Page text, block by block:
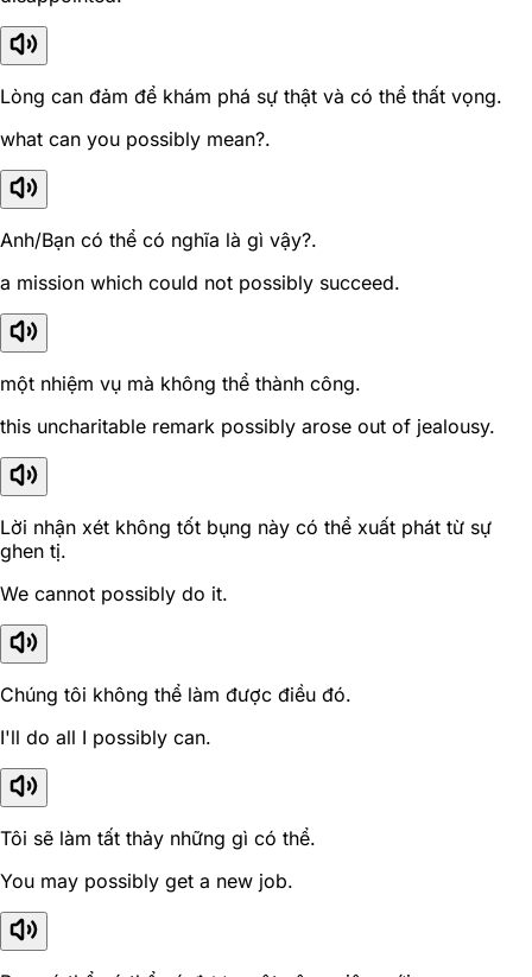
Lòng can đảm để khám phá sự thật và có thể thất vọng.
what can you possibly mean?.
Anh/Bạn có thể có nghĩa là gì vậy?.
a mission which could not possibly succeed.
một nhiệm vụ mà không thể thành công.
this uncharitable remark possibly arose out of jealousy.
Lời nhận xét không tốt bụng này có thể xuất phát từ sự
ghen tị.
We cannot possibly do it.
Chúng tôi không thể làm được điều đó.
I'll do all I possibly can.
Tôi sẽ làm tất thảy những gì có thể.
You may possibly get a new job.